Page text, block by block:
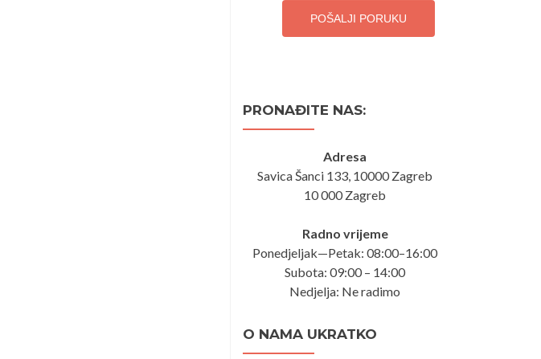
POŠALJI PORUKU
PRONAĐITE NAS:
Adresa
Savica Šanci 133, 10000 Zagreb
10 000 Zagreb
Radno vrijeme
Ponedjeljak—Petak: 08:00–16:00
Subota: 09:00 – 14:00
Nedjelja: Ne radimo
O NAMA UKRATKO